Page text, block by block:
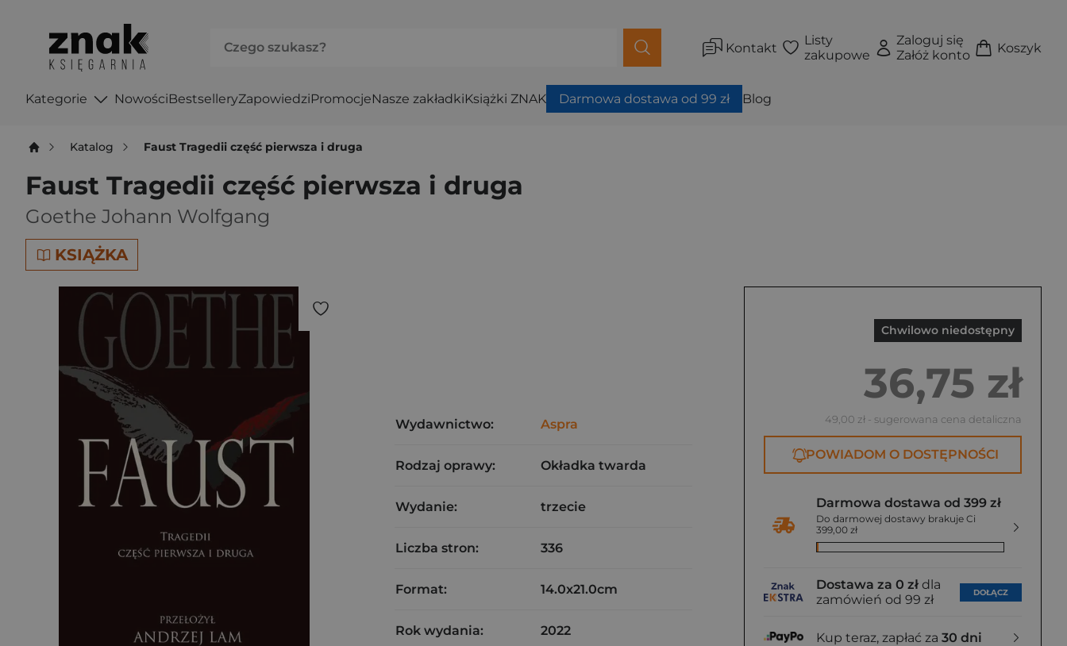
Kontakt
Listy
zakupowe
Zaloguj się
Załóż konto
Koszyk
Kategorie NowościBestselleryZapowiedziPromocjeNasze zakładkiKsiążki ZNAK Darmowa dostawa od 99 zł Blog
Katalog Faust Tragedii część pierwsza i druga
Faust Tragedii część pierwsza i druga
Goethe Johann Wolfgang
KSIĄŻKA
Chwilowo niedostępny
36,75 zł
49,00 zł - sugerowana cena detaliczna
POWIADOM O DOSTĘPNOŚCI
Darmowa dostawa od 399 zł
Do darmowej dostawy brakuje Ci
399,00 zł
Dostawa za 0 zł dla
zamówień od 99 zł
DOŁĄCZ
Kup teraz, zapłać za 30 dni
Wydawnictwo: Aspra
Rodzaj oprawy: Okładka twarda
Wydanie: trzecie
Liczba stron: 336
Format: 14.0x21.0cm
Rok wydania: 2022